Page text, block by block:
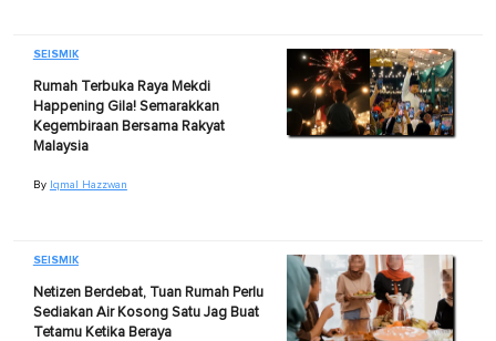
SEISMIK
Rumah Terbuka Raya Mekdi
Happening Gila! Semarakkan
Kegembiraan Bersama Rakyat
Malaysia
By Iqmal Hazzwan
SEISMIK
Netizen Berdebat, Tuan Rumah Perlu
Sediakan Air Kosong Satu Jag Buat
Tetamu Ketika Beraya